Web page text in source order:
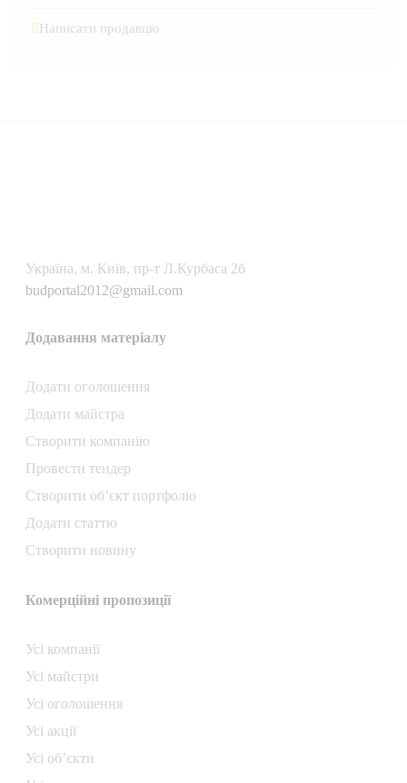
Написати продавцю
Українa, м. Київ, пр-т Л.Курбаса 2б
budportal2012@gmail.com
Додавання матеріалу
Додати oголошення
Додати майстра
Створити компанiю
Провести тендер
Створити об’єкт портфоліо
Додати статтю
Створити новину
Комерційні пропозиції
Усі компанії
Усі майстри
Усі оголошення
Усі акції
Усі об’єкти